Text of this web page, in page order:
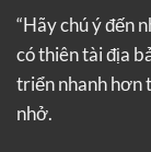
“Hãy chú ý đến
có thiên tài địa
triển nhanh hơn
nhở.